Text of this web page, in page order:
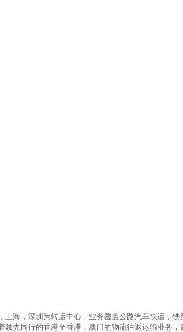
海，深圳为转运中心，业务覆盖公路汽车快运，
先同行的香港至香港，澳门的物流往返运输业务